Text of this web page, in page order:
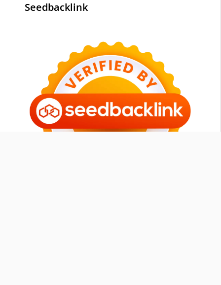
Seedbacklink